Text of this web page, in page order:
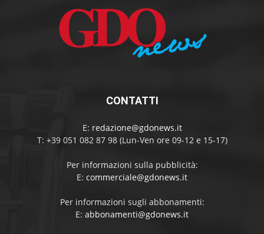
CONTATTI
E: redazione@gdonews.it
T: +39 051 082 87 98 (Lun-Ven ore 09-12 e 15-17)
Per informazioni sulla pubblicità:
E: commerciale@gdonews.it
Per informazioni sugli abbonamenti:
E: abbonamenti@gdonews.it